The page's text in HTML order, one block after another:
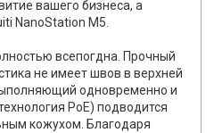
вашего бизнеса, а
NanoStation M5.
всепогдна. Прочный
не имеет швов в верхней
одновременно и
PoE) подводится
кожухом. Благодаря